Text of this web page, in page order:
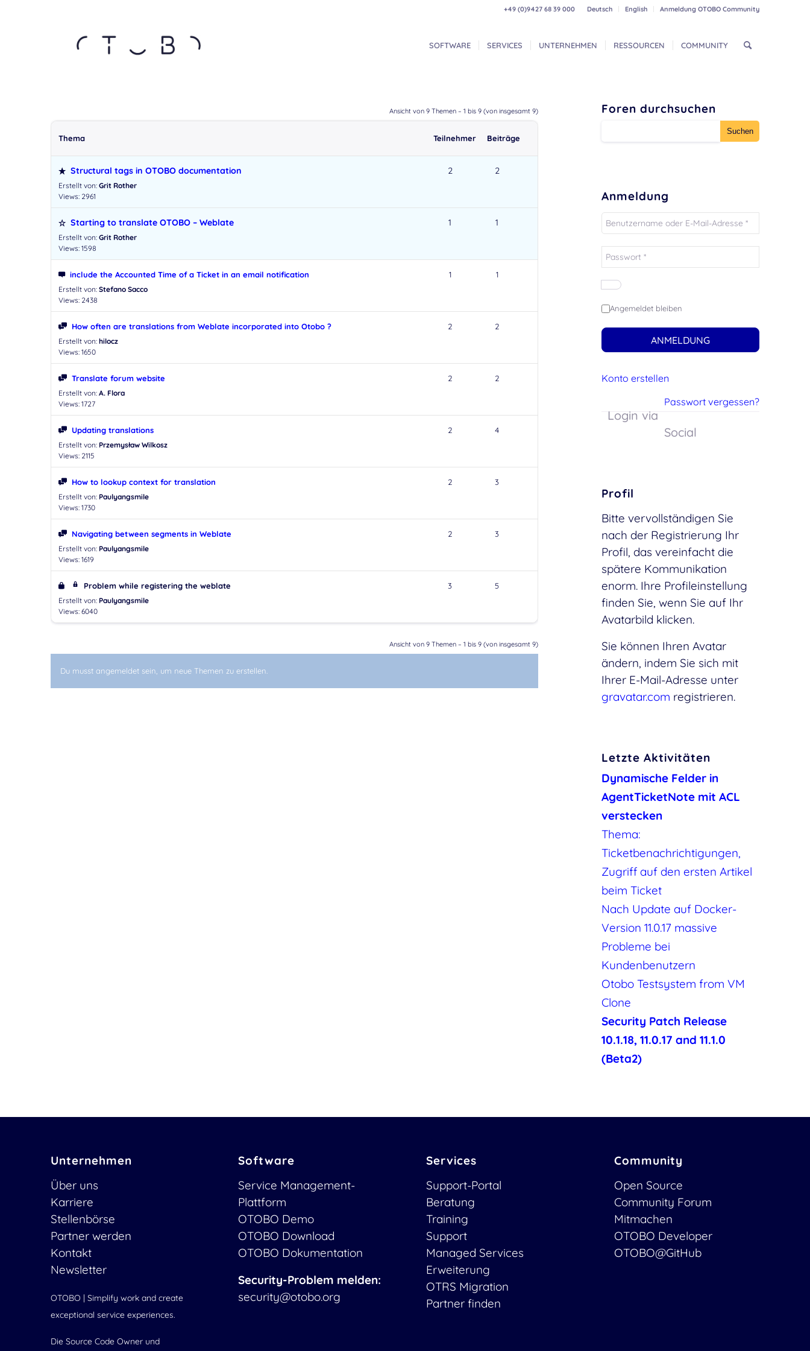
Deutsch English Anmeldung OTOBO Community
+49 (0)9427 68 39 000
SOFTWARE SERVICES UNTERNEHMEN RESSOURCEN COMMUNITY
Ansicht von 9 Themen – 1 bis 9 (von insgesamt 9)
Thema Teilnehmer Beiträge
Structural tags in OTOBO documentation
Erstellt von: Grit Rother
Views: 2961
2 2
Starting to translate OTOBO – Weblate
Erstellt von: Grit Rother
Views: 1598
1 1
include the Accounted Time of a Ticket in an email notification
Erstellt von: Stefano Sacco
Views: 2438
1 1
How often are translations from Weblate incorporated into Otobo ?
Erstellt von: hilocz
Views: 1650
2 2
Translate forum website
Erstellt von: A. Flora
Views: 1727
2 2
Updating translations
Erstellt von: Przemysław Wilkosz
Views: 2115
2 4
How to lookup context for translation
Erstellt von: Paulyangsmile
Views: 1730
2 3
Navigating between segments in Weblate
Erstellt von: Paulyangsmile
Views: 1619
2 3
Problem while registering the weblate
Erstellt von: Paulyangsmile
Views: 6040
3 5
Ansicht von 9 Themen – 1 bis 9 (von insgesamt 9)
Du musst angemeldet sein, um neue Themen zu erstellen.
Foren durchsuchen
Anmeldung
Angemeldet bleiben
ANMELDUNG
Konto erstellen
Passwort vergessen?
Login via
Social
Profil
Bitte vervollständigen Sie
nach der Registrierung Ihr
Profil, das vereinfacht die
spätere Kommunikation
enorm. Ihre Profileinstellung
finden Sie, wenn Sie auf Ihr
Avatarbild klicken.
Sie können Ihren Avatar
ändern, indem Sie sich mit
Ihrer E-Mail-Adresse unter
gravatar.com registrieren.
Letzte Aktivitäten
Dynamische Felder in
AgentTicketNote mit ACL
verstecken
Thema:
Ticketbenachrichtigungen,
Zugriff auf den ersten Artikel
beim Ticket
Nach Update auf Docker-
Version 11.0.17 massive
Probleme bei
Kundenbenutzern
Otobo Testsystem from VM
Clone
Security Patch Release
10.1.18, 11.0.17 and 11.1.0
(Beta2)
Unternehmen
Über uns
Karriere
Stellenbörse
Partner werden
Kontakt
Newsletter
OTOBO | Simplify work and create
exceptional service experiences.
Die Source Code Owner und
Software
Service Management-
Plattform
OTOBO Demo
OTOBO Download
OTOBO Dokumentation
Security-Problem melden:
security@otobo.org
Services
Support-Portal
Beratung
Training
Support
Managed Services
Erweiterung
OTRS Migration
Partner finden
Community
Open Source
Community Forum
Mitmachen
OTOBO Developer
OTOBO@GitHub